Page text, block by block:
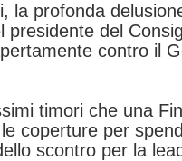
la profonda
presidente del
contro il
timori che una
coperture per
scontro per la